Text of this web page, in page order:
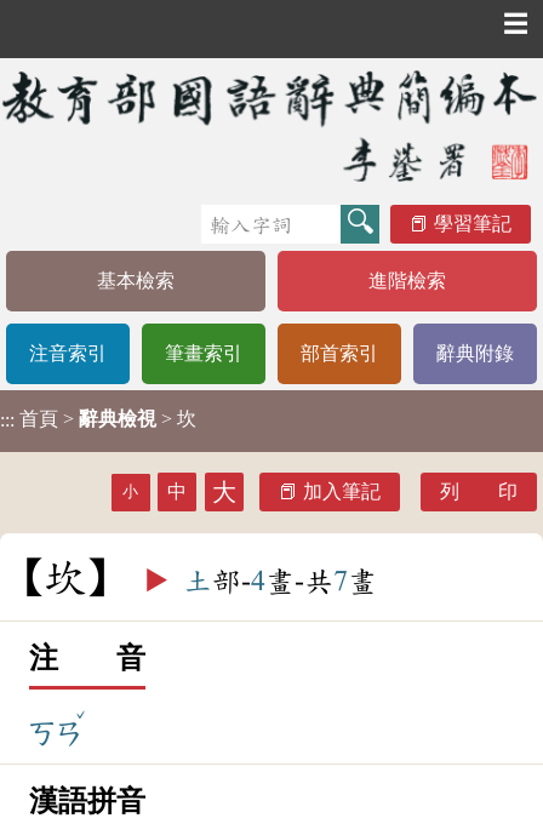
☰
學習筆記
基本檢索 進階檢索
注音索引 筆畫索引 部首索引 辭典附錄
::: 首頁 > 辭典檢視 > 坎
小 中 大 加入筆記 列 印
坎 ▶️ 土部-4畫-共7畫
注 音
ㄎㄢ
ˇ
漢語拼音